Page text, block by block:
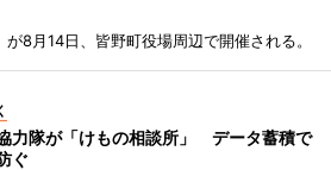
が8月14日、皆野町役場周辺で開催される。
力隊が「けもの相談所」 データ蓄積で
ぐ